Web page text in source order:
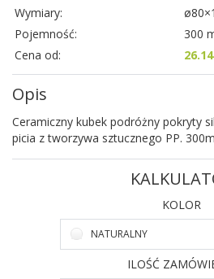
Wymiary:
Pojemność:
300
Cena od:
Opis
Ceramiczny kubek podróżny pokryty
picia z tworzywa sztucznego PP.
KOLOR
NATURALNY
ILOŚĆ